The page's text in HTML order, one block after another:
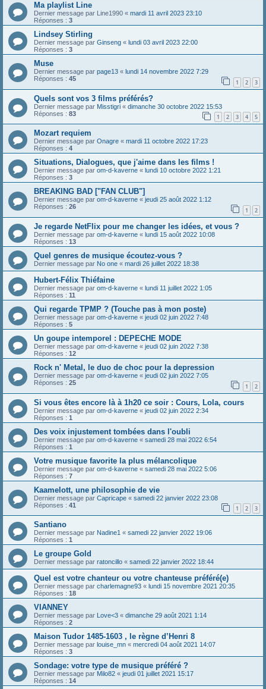
Ma playlist Line
Dernier message par Line1990 « mardi 11 avril 2023 23:10
Réponses : 3
Lindsey Stirling
Dernier message par Ginseng « lundi 03 avril 2023 22:00
Réponses : 3
Muse
Dernier message par page13 « lundi 14 novembre 2022 7:29
Réponses : 45 1 2 3
Quels sont vos 3 films préférés?
Dernier message par Misstigri « dimanche 30 octobre 2022 15:53
Réponses : 83 1 2 3 4 5
Mozart requiem
Dernier message par Onagre « mardi 11 octobre 2022 17:23
Réponses : 4
Situations, Dialogues, que j'aime dans les films !
Dernier message par om-d-kaverne « lundi 10 octobre 2022 1:21
Réponses : 3
BREAKING BAD ["FAN CLUB"]
Dernier message par om-d-kaverne « jeudi 25 août 2022 1:12
Réponses : 26 1 2
Je regarde NetFlix pour me changer les idées, et vous ?
Dernier message par om-d-kaverne « lundi 15 août 2022 10:08
Réponses : 13
Quel genres de musique écoutez-vous ?
Dernier message par No one « mardi 26 juillet 2022 18:38
Hubert-Félix Thiéfaine
Dernier message par om-d-kaverne « lundi 11 juillet 2022 1:05
Réponses : 11
Qui regarde TPMP ? (Touche pas à mon poste)
Dernier message par om-d-kaverne « jeudi 02 juin 2022 7:48
Réponses : 5
Un goupe intemporel : DEPECHE MODE
Dernier message par om-d-kaverne « jeudi 02 juin 2022 7:38
Réponses : 12
Rock n' Metal, le duo de choc pour la depression
Dernier message par om-d-kaverne « jeudi 02 juin 2022 7:05
Réponses : 25 1 2
Si vous êtes encore là à 1h20 ce soir : Cours, Lola, cours
Dernier message par om-d-kaverne « jeudi 02 juin 2022 2:34
Réponses : 1
Des voix injustement tombées dans l'oubli
Dernier message par om-d-kaverne « samedi 28 mai 2022 6:54
Réponses : 1
Votre musique favorite la plus mélancolique
Dernier message par om-d-kaverne « samedi 28 mai 2022 5:06
Réponses : 7
Kaamelott, une philosophie de vie
Dernier message par Capricape « samedi 22 janvier 2022 23:08
Réponses : 41 1 2 3
Santiano
Dernier message par Nadine1 « samedi 22 janvier 2022 19:06
Réponses : 1
Le groupe Gold
Dernier message par ratoncillo « samedi 22 janvier 2022 18:44
Quel est votre chanteur ou votre chanteuse préféré(e)
Dernier message par charlemagne93 « lundi 15 novembre 2021 20:35
Réponses : 18
VIANNEY
Dernier message par Love<3 « dimanche 29 août 2021 1:14
Réponses : 2
Maison Tudor 1485-1603 , le règne d’Henri 8
Dernier message par louise_mn « mercredi 04 août 2021 14:07
Réponses : 3
Sondage: votre type de musique préféré ?
Dernier message par Milo82 « jeudi 01 juillet 2021 15:17
Réponses : 14